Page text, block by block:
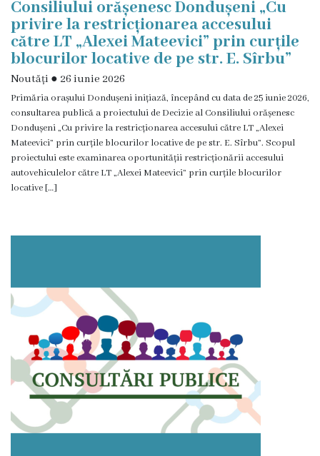
Foto
Contacte
Consiliului orășenesc Dondușeni „Cu
privire la restricționarea accesului
către LT „Alexei Mateevici” prin curțile
blocurilor locative de pe str. E. Sîrbu”
Noutăți ● 26 iunie 2026
Primăria orașului Dondușeni inițiază, începând cu data de 25 iunie 2026,
consultarea publică a proiectului de Decizie al Consiliului orășenesc
Dondușeni „Cu privire la restricționarea accesului către LT „Alexei
Mateevici” prin curțile blocurilor locative de pe str. E. Sîrbu”. Scopul
proiectului este examinarea oportunității restricționării accesului
autovehiculelor către LT „Alexei Mateevici” prin curțile blocurilor
locative […]